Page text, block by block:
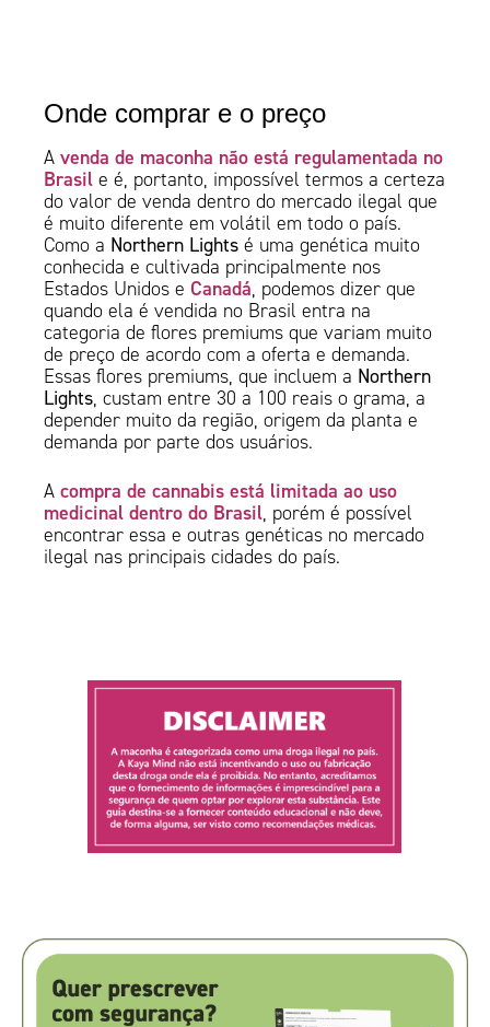
Onde comprar e o preço
Avenda de maconha não está regulamentada no
Brasile é, portanto, impossível termos a certeza
do valor de venda dentro do mercado ilegal que
é muito diferente em volátil em todo o país.
Como a Northern Lights é uma genética muito
conhecida e cultivada principalmente nos
Estados Unidos eCanadá, podemos dizer que
quando ela é vendida no Brasil entra na
categoria de flores premiums que variam muito
de preço de acordo com a oferta e demanda.
Essas flores premiums, que incluem a Northern
Lights, custam entre 30 a 100 reais o grama, a
depender muito da região, origem da planta e
demanda por parte dos usuários.
Acompra de cannabis está limitada ao uso
medicinal dentro do Brasil, porém é possível
encontrar essa e outras genéticas no mercado
ilegal nas principais cidades do país.